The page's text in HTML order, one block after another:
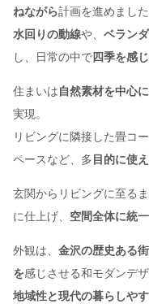
ねながら計画を進めました
水回りの動線や、 ベラン
し、日常の中で四季を感
住まいは自然素材を中心
実現。
リビングに隣接した畳コ
ペースなど、多 目的に使
玄関からリビングに至る
に仕上げ、 空間全体に統
外観は、 金沢の歴史ある
を感じさせる和モダンデザ
地域性と現代の暮らしや